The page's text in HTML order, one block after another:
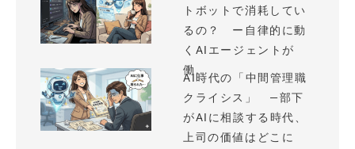
トボットで消耗してい
るの？ ー自律的に動
くAIエージェントが
働...
AI時代の「中間管理職
クライシス」 —部下
がAIに相談する時代、
上司の価値はどこに